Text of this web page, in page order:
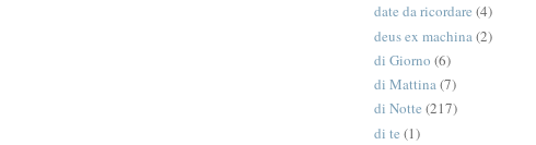
date da ricordare (4)
deus ex machina(2)
di Giorno (6)
di Mattina(7)
di Notte (217)
di te (1)